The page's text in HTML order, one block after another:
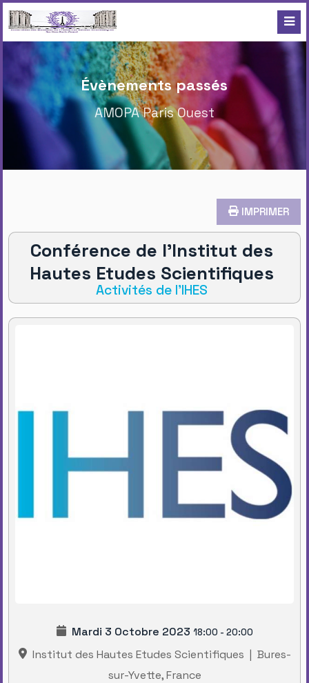
Évènements passés
AMOPA Paris Ouest
IMPRIMER
Conférence de l'Institut des
Hautes Etudes Scientifiques
Activités de l'IHES
Mardi 3 Octobre 2023 18:00 - 20:00
Institut des Hautes Etudes Scientifiques | Bures-
sur-Yvette, France